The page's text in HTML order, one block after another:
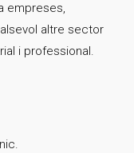
empreses,
altre sector
i professional.